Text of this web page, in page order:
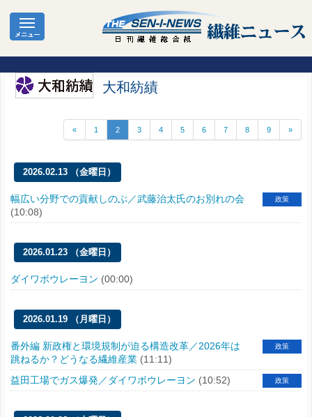
大和紡績
« 1 2 3 4 5 6 7 8 9 »
2026.02.13 （金曜日）
幅広い分野での貢献しのぶ／武藤治太氏のお別れの会
(10:08)
政策
2026.01.23 （金曜日）
ダイワボウレーヨン (00:00)
2026.01.19 （月曜日）
番外編 新政権と環境規制が迫る構造改革／2026年は
跳ねるか？どうなる繊維産業 (11:11)
政策
益田工場でガス爆発／ダイワボウレーヨン (10:52) 政策